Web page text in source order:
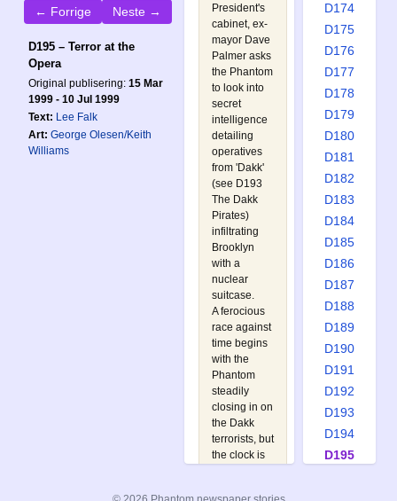
← Forrige Neste →
D195 – Terror at the
Opera
Original publisering: 15 Mar
1999 - 10 Jul 1999
Text: Lee Falk
Art: George Olesen/Keith
Williams
President's
cabinet, ex-
mayor Dave
Palmer asks
the Phantom
to look into
secret
intelligence
detailing
operatives
from 'Dakk'
(see D193
The Dakk
Pirates)
infiltrating
Brooklyn
with a
nuclear
suitcase.
A ferocious
race against
time begins
with the
Phantom
steadily
closing in on
the Dakk
terrorists, but
the clock is
D174
D175
D176
D177
D178
D179
D180
D181
D182
D183
D184
D185
D186
D187
D188
D189
D190
D191
D192
D193
D194
D195